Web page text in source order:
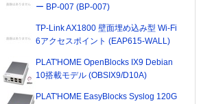
ー BP-007 (BP-007)
TP-Link AX1800 壁面埋め込み型 Wi-Fi
6アクセスポイント (EAP615-WALL)
PLAT'HOME OpenBlocks IX9 Debian
10搭載モデル (OBSIX9/D10A)
PLAT'HOME EasyBlocks Syslog 120G